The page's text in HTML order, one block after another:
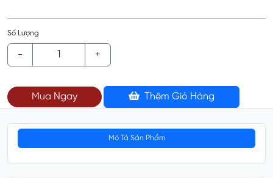
Số Lượng
- +
Mua Ngay Thêm Giỏ Hàng
Mô Tả Sản Phẩm